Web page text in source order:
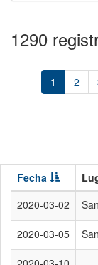
1290
1 2
Fecha
2020-03-02
2020-03-05